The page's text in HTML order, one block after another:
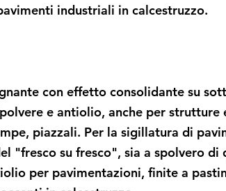
industriali in calcestruzzo.
con effetto consolidante su
e antiolio, anche per strutture
piazzali. Per la sigillatura di
"fresco su fresco", sia a spolvero di
per pavimentazioni, finite a